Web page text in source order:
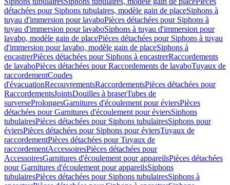
détachées pour Siphons tubulaires, modèle gain de placeSiphons à
tuyau d'immersion pour lavaboPièces détachées pour Siphons à
tuyau d'immersion pour lavaboSiphons à tuyau d'immersion pour
lavabo, modèle gain de placePièces détachées pour Siphons à tuyau
d'immersion pour lavabo, modèle gain de placeSiphons à
encastrerPièces détachées pour Siphons à encastrerRaccordements
de lavaboPièces détachées pour Raccordements de lavaboTuyaux de
raccordementCoudes
d'évacuationRecouvrementsRaccordementsPièces détachées pour
RaccordementsJointsDouilles à braserTubes de
surverseProlongesGarnitures d'écoulement pour éviersPièces
détachées pour Garnitures d'écoulement pour éviersSiphons
tubulairesPièces détachées pour Siphons tubulairesSiphons pour
éviersPièces détachées pour Siphons pour éviersTuyaux de
raccordementPièces détachées pour Tuyaux de
raccordementAccessoiresPièces détachées pour
AccessoiresGarnitures d'écoulement pour appareilsPièces détachées
pour Garnitures d'écoulement pour appareilsSiphons
tubulairesPièces détachées pour Siphons tubulairesSiphons à